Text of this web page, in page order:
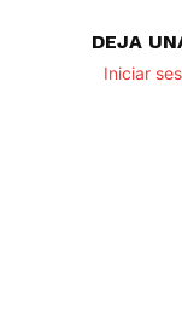
DEJA
Iniciar